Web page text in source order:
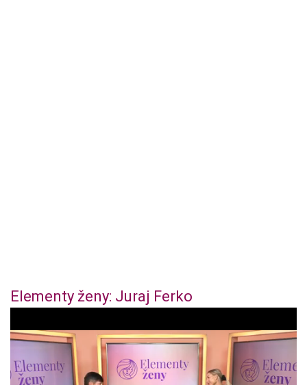
Elementy ženy: Juraj Ferko
e
c
n
d